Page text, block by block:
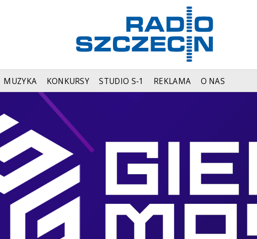
MUZYKA KONKURSY STUDIO S-1 REKLAMA O NAS